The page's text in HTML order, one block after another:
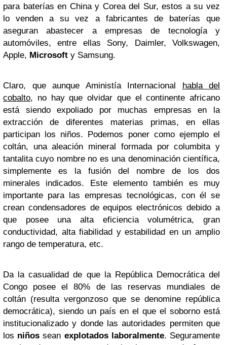
para baterías en China y Corea del Sur, estos a su vez
lo venden a su vez a fabricantes de baterías que
aseguran abastecer a empresas de tecnología y
automóviles, entre ellas Sony, Daimler, Volkswagen,
Apple, Microsoft y Samsung.
Claro, que aunque Aministía Internacional
habla del
cobalto, no hay que olvidar que el continente africano
está siendo expoliado por muchas empresas en la
extracción de diferentes materias primas, en ellas
participan los niños. Podemos poner como ejemplo el
coltán, una aleación mineral formada por columbita y
tantalita cuyo nombre no es una denominación científica,
simplemente es la fusión del nombre de los dos
minerales indicados. Este elemento también es muy
importante para las empresas tecnológicas, con él se
crean condensadores de equipos electrónicos debido a
que posee una alta eficiencia volumétrica, gran
conductividad, alta fiabilidad y estabilidad en un amplio
rango de temperatura, etc.
Da la casualidad de que la República Democrática del
Congo posee el 80% de las reservas mundiales de
coltán (resulta vergonzoso que se denomine república
democrática), siendo un país en el que el soborno está
institucionalizado y donde las autoridades permiten que
los niños sean explotados laboralmente. Seguramente